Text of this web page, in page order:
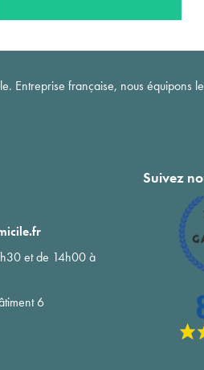
Entreprise française, nous équipons
et de 14h00 à
6
Suivez